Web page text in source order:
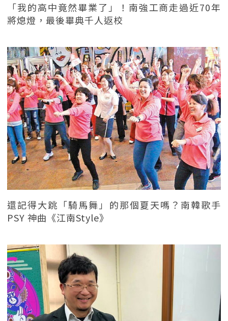
「我的高中竟然畢業了」！南強工商走過近70年
將熄燈，最後畢典千人返校
還記得大跳「騎馬舞」的那個夏天嗎？南韓歌手
PSY 神曲《江南Style》